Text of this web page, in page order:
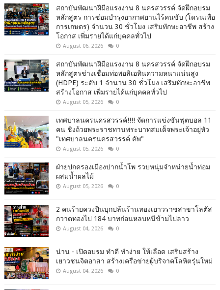
สถาบันพัฒนาฝีมือแรงงาน 8 นครสวรรค์ จัดฝึกอบรม
หลักสูตร การซ่อมบำรุงอากาศยานไร้คนขับ (โดรนเพื่อ
การเกษตร) จำนวน 30 ชั่วโมง เสริมทักษะอาชีพ สร้าง
โอกาส เพิ่มรายได้แก่บุคคลทั่วไป
August 06, 2026 0
สถาบันพัฒนาฝีมือแรงงาน 8 นครสวรรค์ จัดฝึกอบรม
หลักสูตรช่างเชื่อมท่อพอลิเอทินความหนาแน่นสูง
(HDPE) ระดับ 1 จำนวน 30 ชั่วโมง เสริมทักษะอาชีพ
สร้างโอกาส เพิ่มรายได้แก่บุคคลทั่วไป
August 05, 2026 0
เทศบาลนครนครสวรรค์!!!! จัดการแข่งขันฟุตบอล 11
คน ชิงถ้วยพระราชทานพระบาทสมเด็จพระเจ้าอยู่หัว
"เทศบาลนครนครสวรรค์ คัพ"
August 05, 2026 0
ฝ่ายปกครองเมืองปากน้ำโพ รวบหนุ่มจำหน่ายน้ำท่อม
ผสมน้ำผลไม้
August 05, 2026 0
2 คนร้ายควงปืนบุกปล้นร้านทองเยาวราชสาขาโลตัส
กวาดทองไป 184 บาทก่อนหลบหนีข้ามไปลาว
August 04, 2026 0
น่าน - เปิดอบรม ทำดี ทำง่าย ให้เลือด เสริมสร้าง
เยาวชนจิตอาสา สร้างเครือข่ายผู้บริจาคโลหิตรุ่นใหม่
August 04, 2026 0